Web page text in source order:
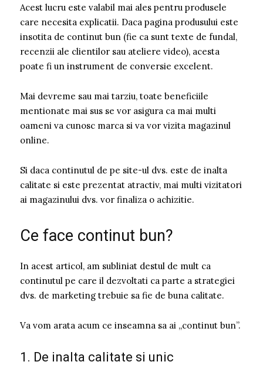
Acest lucru este valabil mai ales pentru produsele
care necesita explicatii. Daca pagina produsului este
insotita de continut bun (fie ca sunt texte de fundal,
recenzii ale clientilor sau ateliere video), acesta
poate fi un instrument de conversie excelent.
Mai devreme sau mai tarziu, toate beneficiile
mentionate mai sus se vor asigura ca mai multi
oameni va cunosc marca si va vor vizita magazinul
online.
Si daca continutul de pe site-ul dvs. este de inalta
calitate si este prezentat atractiv, mai multi vizitatori
ai magazinului dvs. vor finaliza o achizitie.
Ce face continut bun?
In acest articol, am subliniat destul de mult ca
continutul pe care il dezvoltati ca parte a strategiei
dvs. de marketing trebuie sa fie de buna calitate.
Va vom arata acum ce inseamna sa ai „continut bun”.
1. De inalta calitate si unic